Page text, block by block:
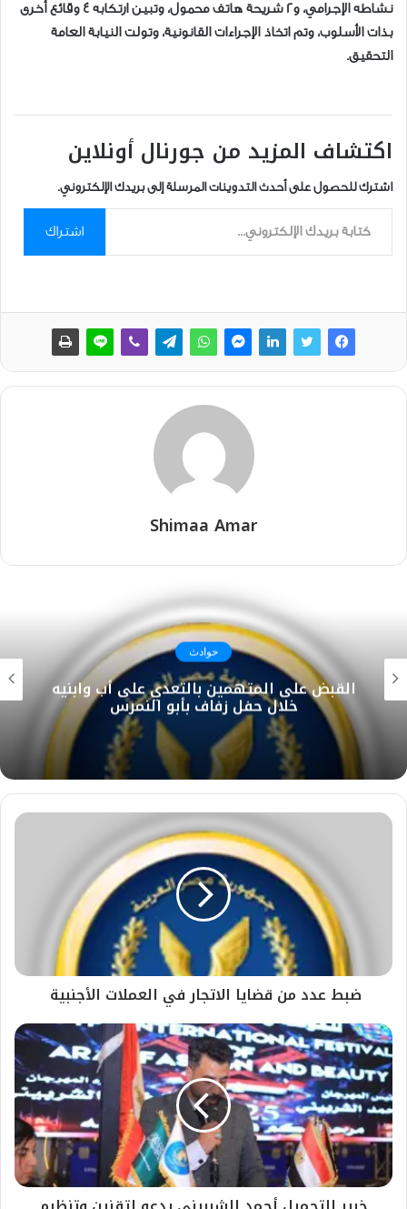
نشاطه الإجرامي، و2 شريحة هاتف محمول، وتبين ارتكابه 4 وقائع أخرى
بذات الأسلوب، وتم اتخاذ الإجراءات القانونية، وتولت النيابة العامة
التحقيق.
اكتشاف المزيد من جورنال أونلاين
اشترك للحصول على أحدث التدوينات المرسلة إلى بريدك الإلكتروني.
كتابة بريدك الإلكتروني...
اشتراك
Shimaa Amar
حوادث
القبض على المتهمين بالتعدي على أب وابنيه
خلال حفل زفاف بأبو النمرس
ضبط عدد من قضايا الاتجار في العملات الأجنبية